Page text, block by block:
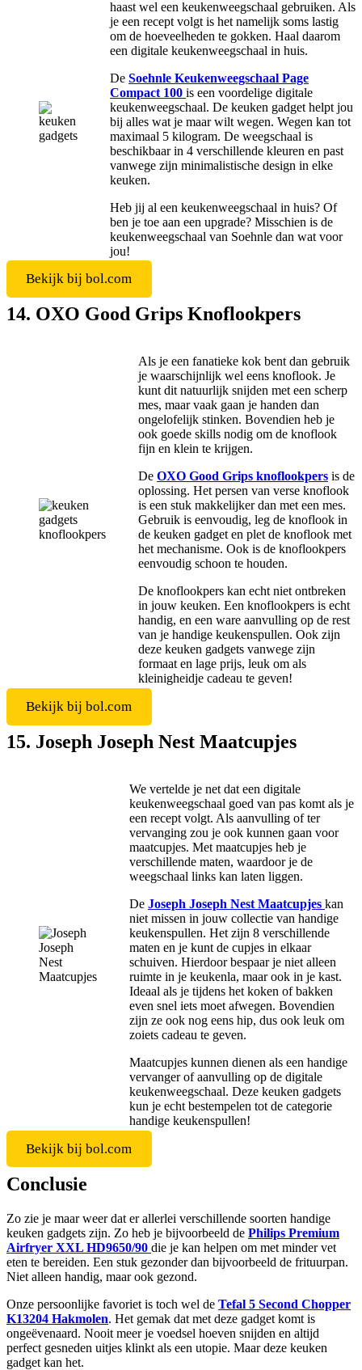
haast wel een keukenweegschaal gebruiken. Als
je een recept volgt is het namelijk soms lastig
om de hoeveelheden te gokken. Haal daarom
een digitale keukenweegschaal in huis.
De Soehnle Keukenweegschaal Page
Compact 100 is een voordelige digitale
keukenweegschaal. De keuken gadget helpt jou
bij alles wat je maar wilt wegen. Wegen kan tot
maximaal 5 kilogram. De weegschaal is
beschikbaar in 4 verschillende kleuren en past
vanwege zijn minimalistische design in elke
keuken.
Heb jij al een keukenweegschaal in huis? Of
ben je toe aan een upgrade? Misschien is de
keukenweegschaal van Soehnle dan wat voor
jou!
Bekijk bij bol.com
14. OXO Good Grips Knoflookpers
Als je een fanatieke kok bent dan gebruik
je waarschijnlijk wel eens knoflook. Je
kunt dit natuurlijk snijden met een scherp
mes, maar vaak gaan je handen dan
ongelofelijk stinken. Bovendien heb je
ook goede skills nodig om de knoflook
fijn en klein te krijgen.
De OXO Good Grips knoflookpers is de
oplossing. Het persen van verse knoflook
is een stuk makkelijker dan met een mes.
Gebruik is eenvoudig, leg de knoflook in
de keuken gadget en plet de knoflook met
het mechanisme. Ook is de knoflookpers
eenvoudig schoon te houden.
De knoflookpers kan echt niet ontbreken
in jouw keuken. Een knoflookpers is echt
handig, en een ware aanvulling op de rest
van je handige keukenspullen. Ook zijn
deze keuken gadgets vanwege zijn
formaat en lage prijs, leuk om als
kleinigheidje cadeau te geven!
Bekijk bij bol.com
15. Joseph Joseph Nest Maatcupjes
We vertelde je net dat een digitale
keukenweegschaal goed van pas komt als je
een recept volgt. Als aanvulling of ter
vervanging zou je ook kunnen gaan voor
maatcupjes. Met maatcupjes heb je
verschillende maten, waardoor je de
weegschaal links kan laten liggen.
De Joseph Joseph Nest Maatcupjes kan
niet missen in jouw collectie van handige
keukenspullen. Het zijn 8 verschillende
maten en je kunt de cupjes in elkaar
schuiven. Hierdoor bespaar je niet alleen
ruimte in je keukenla, maar ook in je kast.
Ideaal als je tijdens het koken of bakken
even snel iets moet afwegen. Bovendien
zijn ze ook nog eens hip, dus ook leuk om
zoiets cadeau te geven.
Maatcupjes kunnen dienen als een handige
vervanger of aanvulling op de digitale
keukenweegschaal. Deze keuken gadgets
kun je echt bestempelen tot de categorie
handige keukenspullen!
Bekijk bij bol.com
Conclusie
Zo zie je maar weer dat er allerlei verschillende soorten handige
keuken gadgets zijn. Zo heb je bijvoorbeeld de Philips Premium
Airfryer XXL HD9650/90 die je kan helpen om met minder vet
eten te bereiden. Een stuk gezonder dan bijvoorbeeld de frituurpan.
Niet alleen handig, maar ook gezond.
Onze persoonlijke favoriet is toch wel de Tefal 5 Second Chopper
K13204 Hakmolen. Het gemak dat met deze gadget komt is
ongeëvenaard. Nooit meer je voedsel hoeven snijden en altijd
perfect gesneden uitjes klinkt als een utopie. Maar deze keuken
gadget kan het.